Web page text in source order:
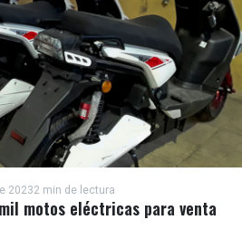
20232 min de lectura
motos eléctricas para venta